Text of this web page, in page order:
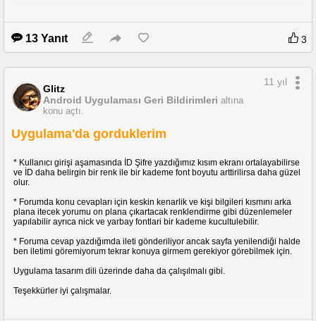
13 Yanıt 3
Glitz
Android Uygulaması Geri Bildirimleri altına
konu açtı.
11 yıl
Uygulama'da gorduklerim
* Kullanıcı girişi aşamasında İD Şifre yazdığımız kısım ekranı ortalayabilirse
ve İD daha belirgin bir renk ile bir kademe font boyutu arttirilirsa daha güzel
olur.
* Forumda konu cevapları için keskin kenarlik ve kişi bilgileri kısmını arka
plana itecek yorumu on plana çıkartacak renklendirme gibi düzenlemeler
yapılabilir ayrıca nick ve yarbay fontlari bir kademe kucultulebilir.
* Foruma cevap yazdığımda ileti gönderiliyor ancak sayfa yenilendiği halde
ben iletimi göremiyorum tekrar konuya girmem gerekiyor görebilmek için.
Uygulama tasarım dili üzerinde daha da çalışılmalı gibi.
Teşekkürler iyi çalışmalar.